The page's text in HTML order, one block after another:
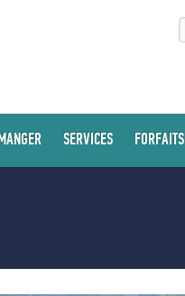
SERVICES FORFAITS